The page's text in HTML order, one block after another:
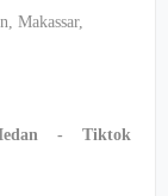
Makassar,
- Tiktok